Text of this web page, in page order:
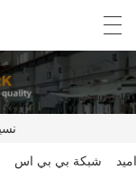
Español
شبكة بي بي اس